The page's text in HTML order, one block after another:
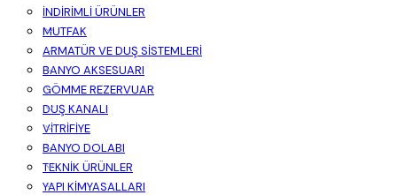
İNDİRİMLİ ÜRÜNLER
MUTFAK
ARMATÜR VE DUŞ SİSTEMLERİ
BANYO AKSESUARI
GÖMME REZERVUAR
DUŞ KANALI
VİTRİFİYE
BANYO DOLABI
TEKNİK ÜRÜNLER
YAPI KİMYASALLARI